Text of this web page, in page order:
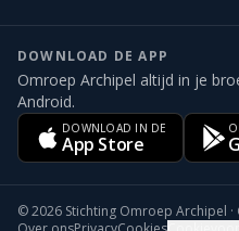
DOWNLOAD DE APP
Omroep Archipel altijd in je
Android.
DOWNLOAD IN DE
App Store
©2026 Stichting Omroep Archipel